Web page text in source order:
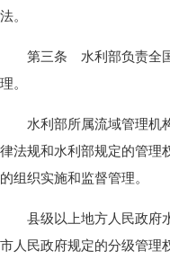
法。
第三条 水利部负责全国
理。
水利部所属流域管理机
律法规和水利部规定的管理
的组织实施和监督管理。
县级以上地方人民政府
市人民政府规定的分级管理